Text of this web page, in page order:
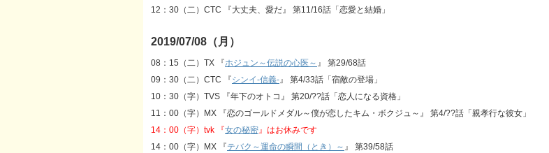
12：30（二）CTC 『大丈夫、愛だ』 第11/16話「恋愛と結婚」
2019/07/08（月）
08：15（二）TX 『ホジュン～伝説の心医～ 』 第29/68話
09：30（二）CTC 『シンイ‐信義‐』 第4/33話「宿敵の登場」
10：30（字）TVS 『年下のオトコ』 第20/??話「恋人になる資格」
11：00（字）MX 『恋のゴールドメダル～僕が恋したキム・ボクジュ～』 第4/??話「親孝行な彼女」
14：00（字）tvk 『女の秘密』はお休みです
14：00（字）MX 『テバク～運命の瞬間（とき）～ 』 第39/58話